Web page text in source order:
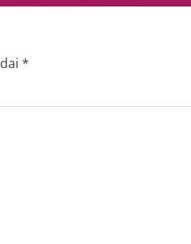
*